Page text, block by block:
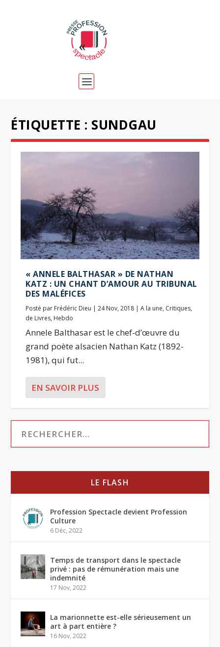
ÉTIQUETTE : SUNDGAU
« ANNELE BALTHASAR » DE NATHAN
KATZ : UN CHANT D’AMOUR AU TRIBUNAL
DES MALÉFICES
Posté par Frédéric Dieu |24 Nov, 2018 |A la une, Critiques,
de Livres, Hebdo
Annele Balthasar est le chef-d’œuvre du
grand poète alsacien Nathan Katz (1892-
1981), qui fut...
EN SAVOIR PLUS
LE FLASH
Profession Spectacle devient Profession
Culture
6 Déc, 2022
Temps de transport dans le spectacle
privé : pas de rémunération mais une
indemnité
17 Nov, 2022
La marionnette est-elle sérieusement un
art à part entière ?
16 Nov, 2022